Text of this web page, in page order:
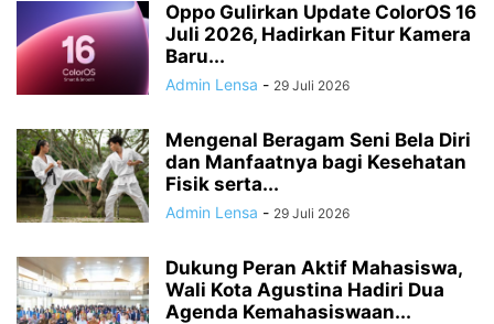
Oppo Gulirkan Update ColorOS 16
Juli 2026, Hadirkan Fitur Kamera
Baru...
Admin Lensa - 29 Juli 2026
Mengenal Beragam Seni Bela Diri
dan Manfaatnya bagi Kesehatan
Fisik serta...
Admin Lensa - 29 Juli 2026
Dukung Peran Aktif Mahasiswa,
Wali Kota Agustina Hadiri Dua
Agenda Kemahasiswaan...